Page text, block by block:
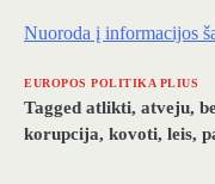
Nuoroda į informacijos
EUROPOS POLITIKA PLIUS
Tagged atlikti, atveju,
korupcija, kovoti, leis,